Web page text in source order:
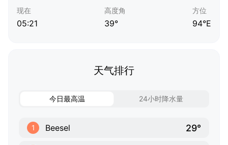
现在
05:21
高度角
39°
方位
94°E
天气排行
今日最高温 24小时降水量
1 Beesel 29°